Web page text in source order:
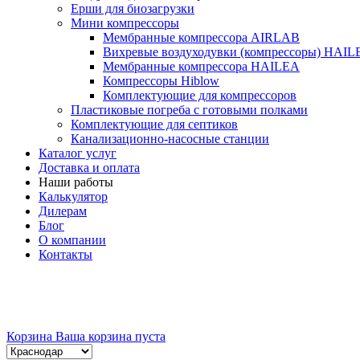
Ерши для биозагрузки
Мини компрессоры
Мембранные компрессора AIRLAB
Вихревые воздуходувки (компрессоры)
Мембранные компрессора HAILEA
Компрессоры Hiblow
Комплектующие для компрессоров
Пластиковые погреба с готовыми полками
Комплектующие для септиков
Канализационно-насосные станции
Каталог услуг
Доставка и оплата
Наши работы
Калькулятор
Дилерам
Блог
О компании
Контакты
Корзина Ваша корзина пуста